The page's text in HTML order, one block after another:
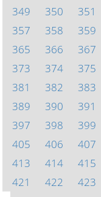
349
350 351
357
358 359
365
366 367
373
374 375
381
382 383
389
390 391
397
398 399
405
406 407
413
414 415
421
422 423